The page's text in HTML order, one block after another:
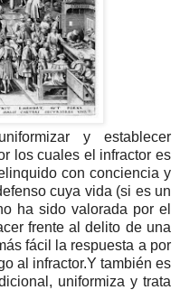
y establecer
los cuales el infractor es
con conciencia y
cuya vida (si es un
ha sido valorada por el
frente al delito de una
fácil la respuesta a por
al infractor.Y también es
uniformiza y trata